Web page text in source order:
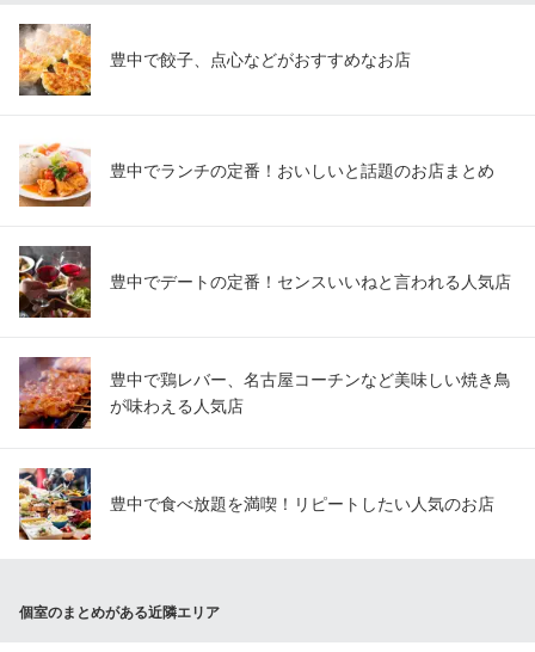
大阪府豊中市玉井町1-1-1 エトレ豊中4Ｆ
豊中で餃子、点心などがおすすめなお店
豊中でランチの定番！おいしいと話題のお店まとめ
豊中でデートの定番！センスいいねと言われる人気店
豊中で鶏レバー、名古屋コーチンなど美味しい焼き鳥
が味わえる人気店
豊中で食べ放題を満喫！リピートしたい人気のお店
個室のまとめがある近隣エリア